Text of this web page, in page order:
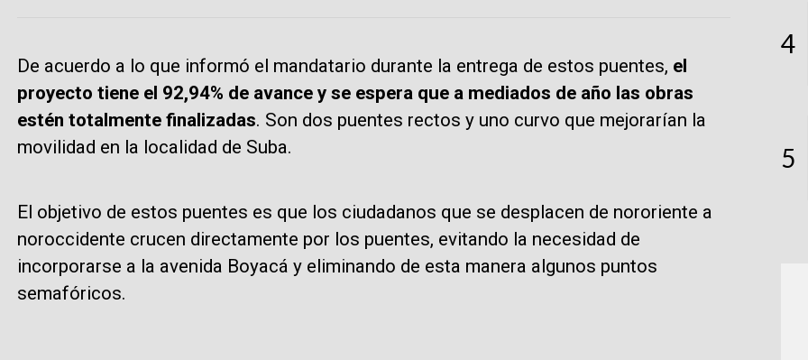
De acuerdo a lo que informó el mandatario durante la entrega de estos puentes, el
proyecto tiene el 92,94% de avance y se espera que a mediados de año las obras
estén totalmente finalizadas. Son dos puentes rectos y uno curvo que mejorarían la
movilidad en la localidad de Suba.
El objetivo de estos puentes es que los ciudadanos que se desplacen de nororiente a
noroccidente crucen directamente por los puentes, evitando la necesidad de
incorporarse a la avenida Boyacá y eliminando de esta manera algunos puntos
semafóricos.
4
5